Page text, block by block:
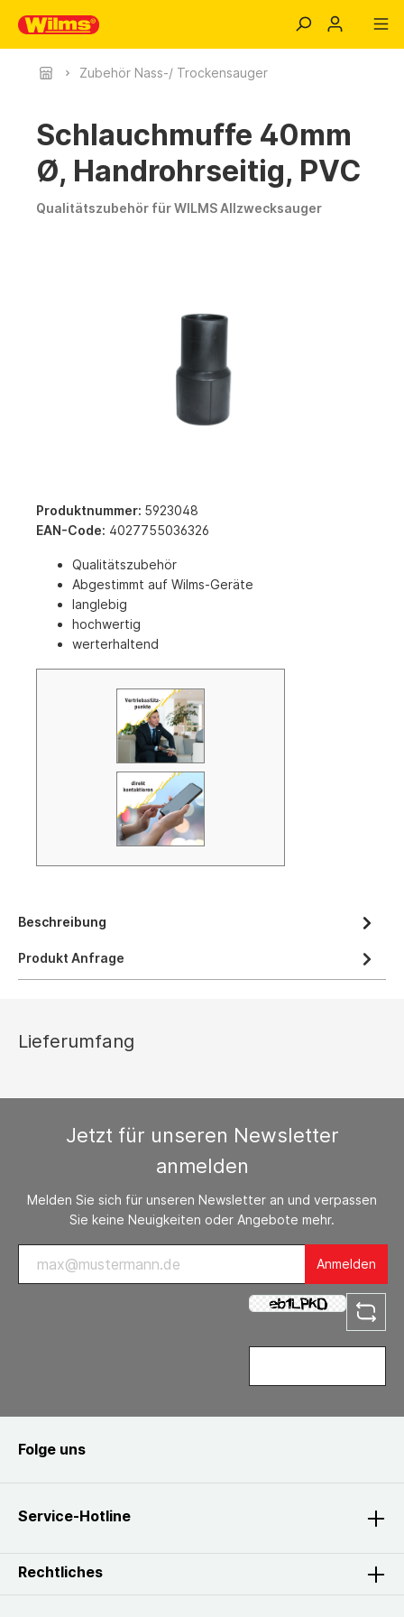
Zubehör Nass-/ Trockensauger
Schlauchmuffe 40mm
Ø, Handrohrseitig, PVC
Qualitätszubehör für WILMS Allzwecksauger
Produktnummer: 5923048
EAN-Code: 4027755036326
Qualitätszubehör
Abgestimmt auf Wilms-Geräte
langlebig
hochwertig
werterhaltend
Beschreibung
Produkt Anfrage
Lieferumfang
Jetzt für unseren Newsletter
anmelden
Melden Sie sich für unseren Newsletter an und verpassen
Sie keine Neuigkeiten oder Angebote mehr.
Anmelden
Service-Hotline
Folge uns
Rechtliches